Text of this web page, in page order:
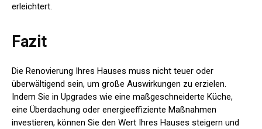
erleichtert.
Fazit
Die Renovierung Ihres Hauses muss nicht teuer oder
überwältigend sein, um große Auswirkungen zu erzielen.
Indem Sie in Upgrades wie eine maßgeschneiderte Küche,
eine Überdachung oder energieeffiziente Maßnahmen
investieren, können Sie den Wert Ihres Hauses steigern und